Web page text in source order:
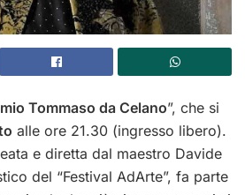
Tommaso da Celano”, che si
alle ore 21.30 (ingresso libero).
e diretta dal maestro Davide
del “Festival AdArte”, fa parte